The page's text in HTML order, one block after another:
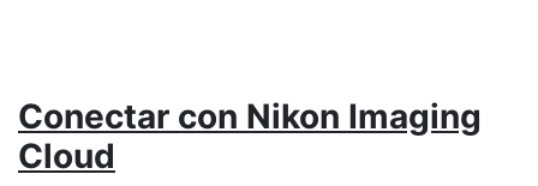
Conectar con Nikon Imaging
Cloud